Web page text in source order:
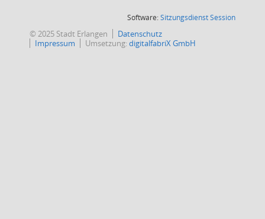
Software:SitzungsdienstSession(Wird in
© 2025 Stadt Erlangen
Datenschutz
Impressum
Umsetzung:digitalfabriX GmbH